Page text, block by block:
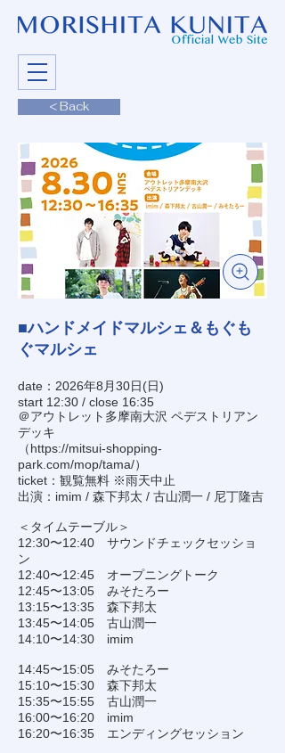
< Back
■ハンドメイドマルシェ＆もぐも
ぐマルシェ
date：2026年8月30日(日)
start 12:30 / close 16:35
＠アウトレット多摩南大沢 ペデストリアン
デッキ
（https://mitsui-shopping-
park.com/mop/tama/）
ticket：観覧無料 ※雨天中止
出演：imim / 森下邦太 / 古山潤一 / 尼丁隆吉
＜タイムテーブル＞
12:30〜12:40 サウンドチェックセッショ
ン
12:40〜12:45 オープニングトーク
12:45〜13:05 みそたろー
13:15〜13:35 森下邦太
13:45〜14:05 古山潤一
14:10〜14:30 imim
14:45〜15:05 みそたろー
15:10〜15:30 森下邦太
15:35〜15:55 古山潤一
16:00〜16:20 imim
16:20〜16:35 エンディングセッション